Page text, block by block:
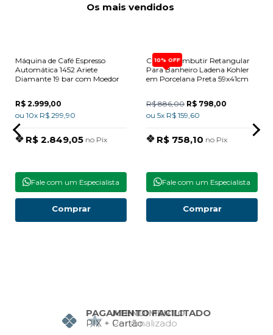
Os mais vendidos
Máquina de Café Espresso
Automática 1452 Ariete
Diamante 19 bar com Moedor
R$ 2.999,00
ou 10x R$ 299,90
R$ 2.849,05 no Pix
Fale com um Especialista
Comprar
10% OFF
Cuba de Embutir Retangular
Para Banheiro Ladena Kohler
em Porcelana Preta 59x41cm
R$ 886,00 R$ 798,00
ou 5x R$ 159,60
R$ 758,10 no Pix
Fale com um Especialista
Comprar
ATENDIMENTO
Personalizado